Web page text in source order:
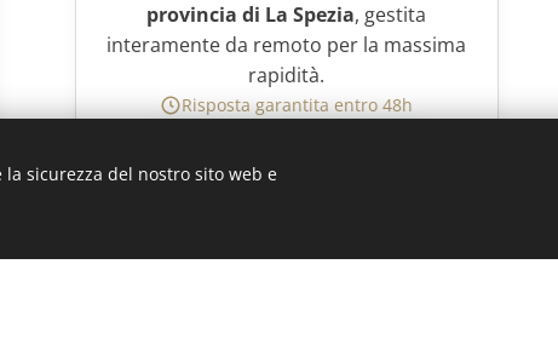
provincia di La Spezia, gestita
interamente da remoto per la massima
rapidità.
Risposta garantita entro 48h
sicurezza del nostro sito web e